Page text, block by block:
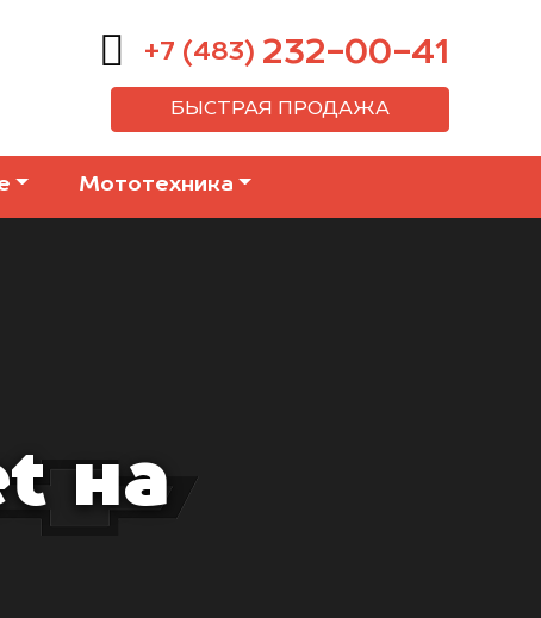
+7 (483) 232-00-41
БЫСТРАЯ ПРОДАЖА
Мототехника
на